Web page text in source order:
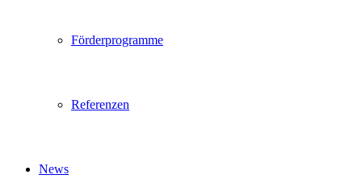
Förderprogramme
Referenzen
News